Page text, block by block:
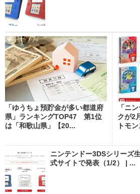
「ゆうちょ預貯金が多い都道府
県」ランキングTOP47 第1位
は「和歌山県」【20...
「ニ
クが2
トモ
ニンテンドー3DSシリー
式サイトで発表（1/2） | ...